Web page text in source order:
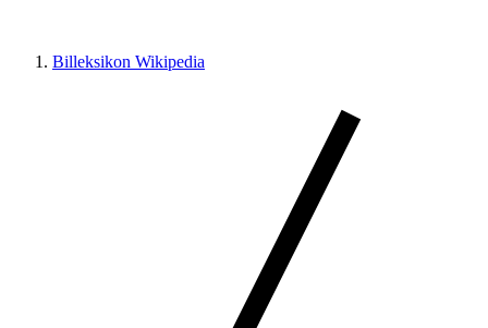
Billeksikon Wikipedia